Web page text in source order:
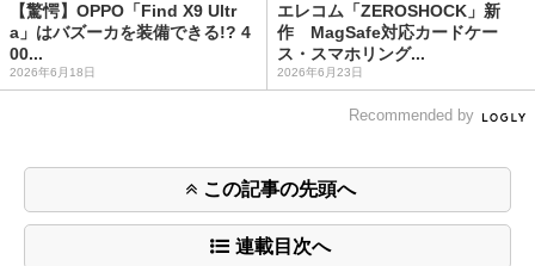
【驚愕】OPPO「Find X9 Ultr
a」はバズーカを装備できる!? 4
00...
2026年6月18日
エレコム「ZEROSHOCK」新
作 MagSafe対応カードケー
ス・スマホリング...
2026年6月23日
Recommended by
この記事の先頭へ
連載目次へ